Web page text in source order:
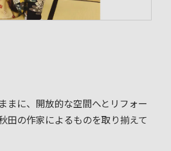
まに、開放的な空間へとリフォー
田の作家によるものを取り揃えて